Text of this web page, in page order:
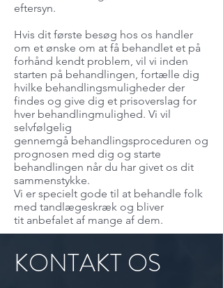
eftersyn.
Hvis dit første besøg hos os handler
om et ønske om at få behandlet et på
forhånd kendt problem, vil vi inden
starten på behandlingen, fortælle dig
hvilke behandlingsmuligheder der
findes og give dig et prisoverslag for
hver behandlingmulighed. Vi vil
selvfølgelig
gennemgå behandlingsproceduren og
prognosen med dig og starte
behandlingen når du har givet os dit
sammenstykke.
Vi er specielt gode til at behandle folk
med tandlægeskræk og bliver
tit anbefalet af mange af dem.
KONTAKT OS